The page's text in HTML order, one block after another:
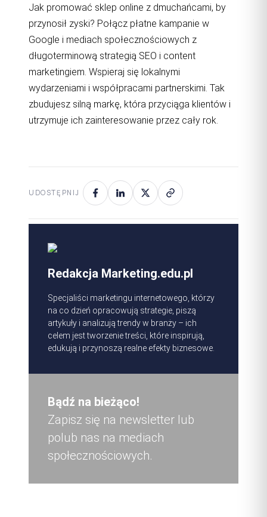
Jak promować sklep online z dmuchańcami, by
przynosił zyski? Połącz płatne kampanie w
Google i mediach społecznościowych z
długoterminową strategią SEO i content
marketingiem. Wspieraj się lokalnymi
wydarzeniami i współpracami partnerskimi. Tak
zbudujesz silną markę, która przyciąga klientów i
utrzymuje ich zainteresowanie przez cały rok.
UDOSTĘPNIJ
Redakcja Marketing.edu.pl
Specjaliści marketingu internetowego, którzy
na co dzień opracowują strategie, piszą
artykuły i analizują trendy w branży – ich
celem jest tworzenie treści, które inspirują,
edukują i przynoszą realne efekty biznesowe.
Bądź na bieżąco!
Zapisz się na newsletter lub
polub nas na mediach
społecznościowych.